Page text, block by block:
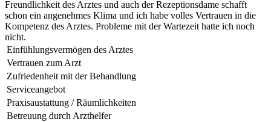
Freundlichkeit des Arztes und auch der Rezeptionsdame schafft
schon ein angenehmes Klima und ich habe volles Vertrauen in die
Kompetenz des Arztes. Probleme mit der Wartezeit hatte ich noch
nicht.
Einfühlungsvermögen des Arztes
Vertrauen zum Arzt
Zufriedenheit mit der Behandlung
Serviceangebot
Praxisaustattung / Räumlichkeiten
Betreuung durch Arzthelfer